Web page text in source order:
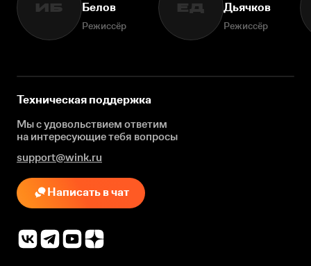
ИБ
Белов
Режиссёр
ЕД
Дьячков
Режиссёр
Техническая поддержка
Мы с удовольствием ответим
на интересующиетебя вопросы
support@wink.ru
Написать в чат